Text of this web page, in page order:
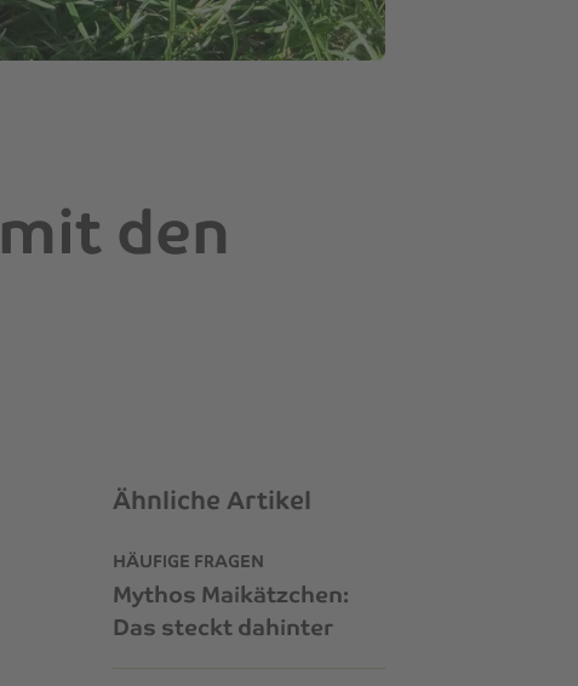
den
Ähnliche Artikel
HÄUFIGE FRAGEN
Mythos Maikätzchen:
Das steckt dahinter